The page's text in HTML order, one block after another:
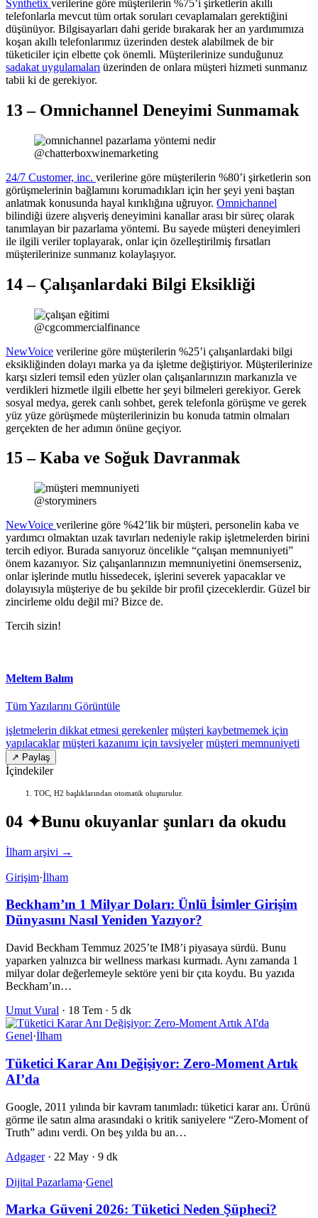
Synthetix verilerine göre müşterilerin %75’i şirketlerin akıllı
telefonlarla mevcut tüm ortak soruları cevaplamaları gerektiğini
düşünüyor. Bilgisayarları dahi geride bırakarak her an yardımımıza
koşan akıllı telefonlarımız üzerinden destek alabilmek de bir
tüketiciler için elbette çok önemli. Müşterilerinize sunduğunuz
sadakat uygulamaları üzerinden de onlara müşteri hizmeti sunmanız
tabii ki de gerekiyor.
13 – Omnichannel Deneyimi Sunmamak
@chatterboxwinemarketing
24/7 Customer, inc. verilerine göre müşterilerin %80’i şirketlerin son
görüşmelerinin bağlamını korumadıkları için her şeyi yeni baştan
anlatmak konusunda hayal kırıklığına uğruyor. Omnichannel
bilindiği üzere alışveriş deneyimini kanallar arası bir süreç olarak
tanımlayan bir pazarlama yöntemi. Bu sayede müşteri deneyimleri
ile ilgili veriler toplayarak, onlar için özelleştirilmiş fırsatları
müşterilerinize sunmanız kolaylaşıyor.
14 – Çalışanlardaki Bilgi Eksikliği
@cgcommercialfinance
NewVoice verilerine göre müşterilerin %25’i çalışanlardaki bilgi
eksikliğinden dolayı marka ya da işletme değiştiriyor. Müşterilerinize
karşı sizleri temsil eden yüzler olan çalışanlarınızın markanızla ve
verdikleri hizmetle ilgili elbette her şeyi bilmeleri gerekiyor. Gerek
sosyal medya, gerek canlı sohbet, gerek telefonla görüşme ve gerek
yüz yüze görüşmede müşterilerinizin bu konuda tatmin olmaları
gerçekten de her adımın önüne geçiyor.
15 – Kaba ve Soğuk Davranmak
@storyminers
NewVoice verilerine göre %42’lik bir müşteri, personelin kaba ve
yardımcı olmaktan uzak tavırları nedeniyle rakip işletmelerden birini
tercih ediyor. Burada sanıyoruz öncelikle “çalışan memnuniyeti”
önem kazanıyor. Siz çalışanlarınızın memnuniyetini önemserseniz,
onlar işlerinde mutlu hissedecek, işlerini severek yapacaklar ve
dolayısıyla müşteriye de bu şekilde bir profil çizeceklerdir. Güzel bir
zincirleme oldu değil mi? Bizce de.
Tercih sizin!
Meltem Balım
Tüm Yazılarını Görüntüle
işletmelerin dikkat etmesi gerekenler müşteri kaybetmemek için
yapılacaklar müşteri kazanımı için tavsiyeler müşteri memnuniyeti
↗ Paylaş
İçindekiler
TOC, H2 başlıklarından otomatik oluşturulur.
04 ✦Bunu okuyanlar şunları da okudu
İlham arşivi →
Girişim·İlham
Beckham’ın 1 Milyar Doları: Ünlü İsimler Girişim
Dünyasını Nasıl Yeniden Yazıyor?
David Beckham Temmuz 2025’te IM8’i piyasaya sürdü. Bunu
yaparken yalnızca bir wellness markası kurmadı. Aynı zamanda 1
milyar dolar değerlemeyle sektöre yeni bir çıta koydu. Bu yazıda
Beckham’ın…
Umut Vural · 18 Tem · 5 dk
Genel·İlham
Tüketici Karar Anı Değişiyor: Zero-Moment Artık
AI’da
Google, 2011 yılında bir kavram tanımladı: tüketici karar anı. Ürünü
görme ile satın alma arasındaki o kritik saniyelere “Zero-Moment of
Truth” adını verdi. On beş yılda bu an…
Adgager · 22 May · 9 dk
Dijital Pazarlama·Genel
Marka Güveni 2026: Tüketici Neden Şüpheci?